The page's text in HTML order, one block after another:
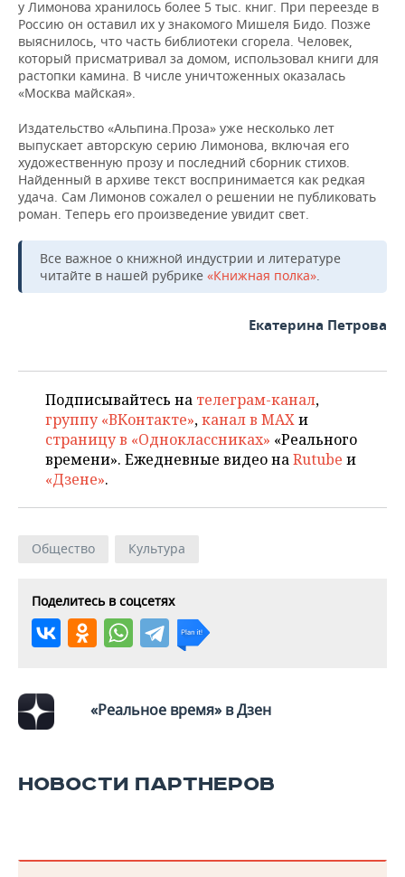
у Лимонова хранилось более 5 тыс. книг. При переезде в
Россию он оставил их у знакомого Мишеля Бидо. Позже
выяснилось, что часть библиотеки сгорела. Человек,
который присматривал за домом, использовал книги для
растопки камина. В числе уничтоженных оказалась
«Москва майская».
Издательство «Альпина.Проза» уже несколько лет
выпускает авторскую серию Лимонова, включая его
художественную прозу и последний сборник стихов.
Найденный в архиве текст воспринимается как редкая
удача. Сам Лимонов сожалел о решении не публиковать
роман. Теперь его произведение увидит свет.
Все важное о книжной индустрии и литературе
читайте в нашей рубрике «Книжная полка».
Екатерина Петрова
Подписывайтесь на телеграм-канал,
группу «ВКонтакте»,канал в MAXи
страницу в «Одноклассниках» «Реального
времени». Ежедневные видео наRutube и
«Дзене».
Общество Культура
Поделитесь в соцсетях
«Реальное время» в Дзен
НОВОСТИ ПАРТНЕРОВ